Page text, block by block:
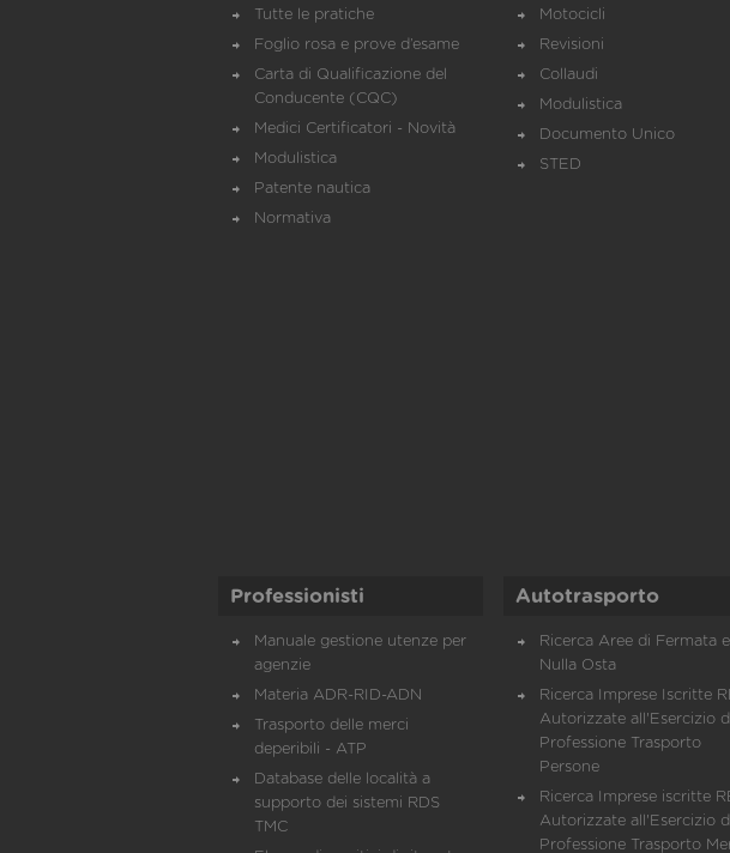
Tutte le pratiche
Foglio rosa e prove d’esame
Carta di Qualificazione del
Conducente (CQC)
Medici Certificatori - Novità
Modulistica
Patente nautica
Normativa
Motocicli
Revisioni
Collaudi
Modulistica
Documento Unico
STED
Professionisti
Manuale gestione utenze per
agenzie
Materia ADR-RID-ADN
Trasporto delle merci
deperibili - ATP
Database delle località a
supporto dei sistemi RDS
TMC
Autotrasporto
Ricerca Aree di Fermata e
Nulla Osta
Ricerca Imprese Iscritte
Autorizzate all'Esercizio
Professione Trasporto
Persone
Ricerca Imprese iscritte
Autorizzate all'Esercizio
Professione Trasporto